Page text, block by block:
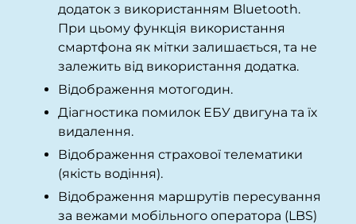
додаток з використанням Bluetooth.
При цьому функція використання
смартфона як мітки залишається, та не
залежить від використання додатка.
Відображення мотогодин.
Діагностика помилок ЕБУ двигуна та їх
видалення.
Відображення страхової телематики
(якість водіння).
Відображення маршрутів пересування
за вежами мобільного оператора (LBS)